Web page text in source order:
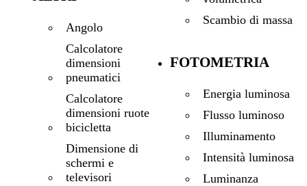
Angolo
Calcolatore
dimensioni
pneumatici
Calcolatore
dimensioni ruote
bicicletta
Dimensione di
schermi e
televisori
Scambio di massa
FOTOMETRIA
Energia luminosa
Flusso luminoso
Illuminamento
Intensità luminosa
Luminanza